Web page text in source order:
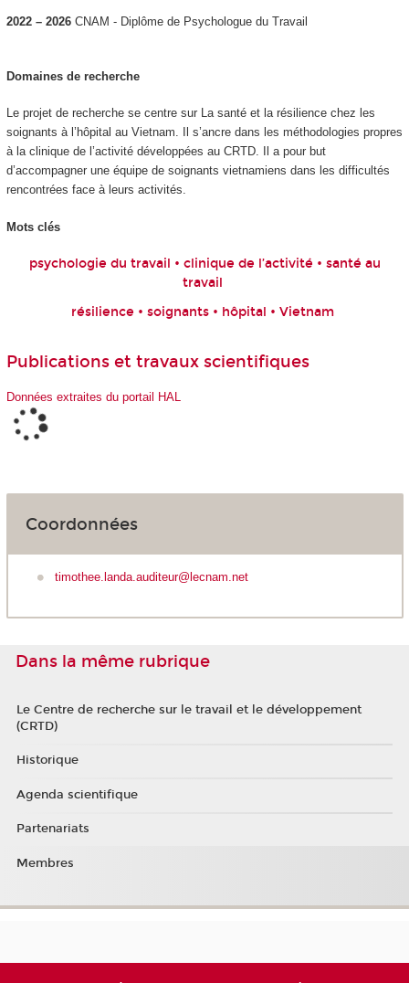
2022 – 2026CNAM - Diplôme de Psychologue du Travail
Domaines de recherche
Le projet de recherche se centre sur La santé et la résilience chez les
soignants à l’hôpital au Vietnam. Il s’ancre dans les méthodologies propres
à la clinique de l’activité développées au CRTD. Il a pour but
d’accompagner une équipe de soignants vietnamiens dans les difficultés
rencontrées face à leurs activités.
Mots clés
psychologie du travail • clinique de l’activité • santé au
travail
résilience • soignants • hôpital • Vietnam
Publications et travaux scientifiques
Données extraites du portail HAL
Coordonnées
timothee.landa.auditeur@lecnam.net
Dans la même rubrique
Le Centre de recherche sur le travail et le développement
(CRTD)
Historique
Agenda scientifique
Partenariats
Membres